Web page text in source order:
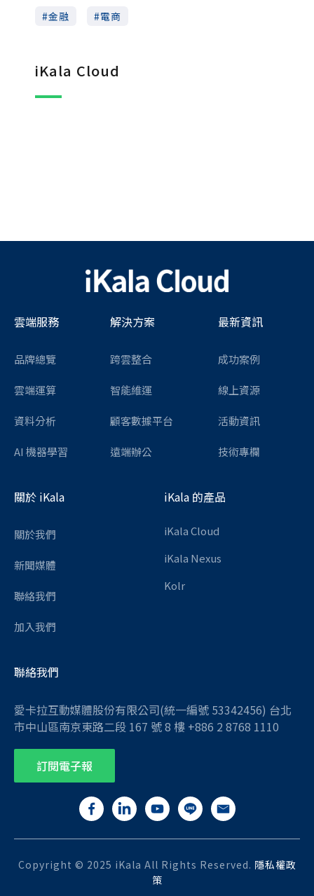
金融
電商
iKala Cloud
雲端服務
品牌總覽
雲端運算
資料分析
AI 機器學習
解決方案
跨雲整合
智能維運
顧客數據平台
遠端辦公
最新資訊
成功案例
線上資源
活動資訊
技術專欄
關於 iKala
關於我們
新聞媒體
聯絡我們
加入我們
iKala 的產品
iKala Cloud
iKala Nexus
Kolr
聯絡我們
愛卡拉互動媒體股份有限公司(統一編號 53342456) 台北
市中山區南京東路二段 167 號 8 樓 +886 2 8768 1110
訂閱電子報
Copyright © 2025 iKala All Rights Reserved. 隱私權政
策